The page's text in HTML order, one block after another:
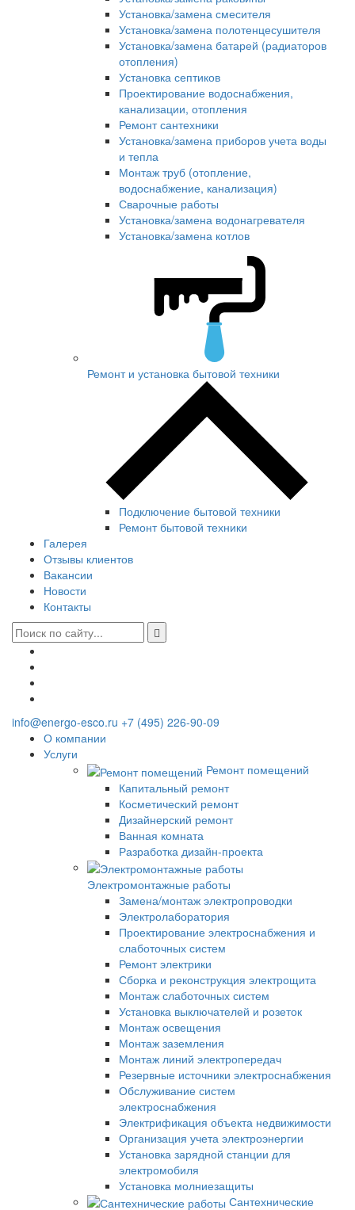
Установка/замена смесителя
Установка/замена полотенцесушителя
Установка/замена батарей (радиаторов
отопления)
Установка септиков
Проектирование водоснабжения,
канализации, отопления
Ремонт сантехники
Установка/замена приборов учета воды
и тепла
Монтаж труб (отопление,
водоснабжение, канализация)
Сварочные работы
Установка/замена водонагревателя
Установка/замена котлов
Ремонт и установка бытовой техники
Подключение бытовой техники
Ремонт бытовой техники
Галерея
Отзывы клиентов
Вакансии
Новости
Контакты
info@energo-esco.ru +7 (495) 226-90-09
О компании
Услуги
Ремонт помещений
Капитальный ремонт
Косметический ремонт
Дизайнерский ремонт
Ванная комната
Разработка дизайн-проекта
Электромонтажные работы
Замена/монтаж электропроводки
Электролаборатория
Проектирование электроснабжения и
слаботочных систем
Ремонт электрики
Сборка и реконструкция электрощита
Монтаж слаботочных систем
Установка выключателей и розеток
Монтаж освещения
Монтаж заземления
Монтаж линий электропередач
Резервные источники электроснабжения
Обслуживание систем
электроснабжения
Электрификация объекта недвижимости
Организация учета электроэнергии
Установка зарядной станции для
электромобиля
Установка молниезащиты
Сантехнические